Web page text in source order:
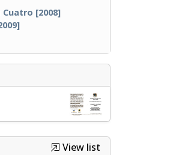
[2008]
View list